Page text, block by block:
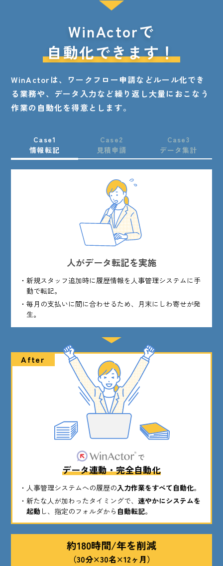
WinActorで
自動化できます！
WinActorは、ワークフロー申請などルール化でき
る業務や、 データ入力など繰り返し大量におこなう
作業の自動化を得意とします。
Case1
情報転記
人がデータ転記を実施
新規スタッフ追加時に履歴情報を人事管理システムに手
動で転記。
毎月の支払いに間に合わせるため、月末にしわ寄せが発
生。
After
データ連動・完全自動化
人事管理システムへの履歴の入力作業をすべて自動化。
新たな人が加わったタイミングで、 速やかにシステムを
起動 し、指定のフォルダから 自動転記。
約180時間/年を削減
（30分×30名×12ヶ月）
Case2
見積申請
Case3
データ集計